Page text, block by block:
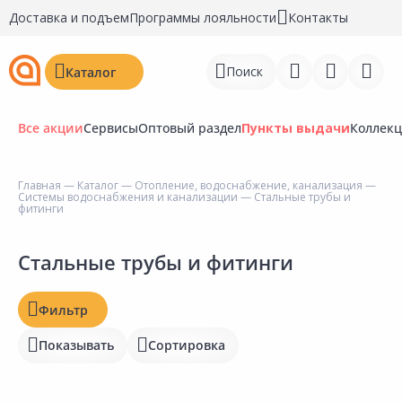
Доставка и подъемПрограммы лояльности Контакты
Каталог Поиск
Недавно просмотренные
Все акцииСервисыОптовый разделПункты выдачи
Главная — Каталог— Отопление, водоснабжение, канализация —
Системы водоснабжения и канализации — Стальные трубы и
фитинги
Стальные трубы и фитинги
Цена, ₽
Наличие на складах
Статус
Отзывы
Фильтр
Показывать Сортировка